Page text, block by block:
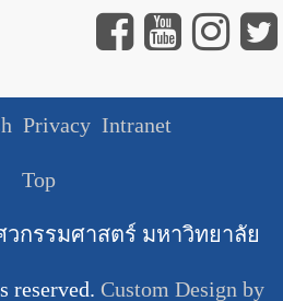
Privacy Intranet
Top
กรรมศาสตร์ มหาวิทยาลัย
reserved. Custom Design by